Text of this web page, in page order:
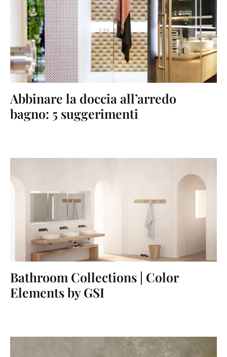
Abbinare la doccia all’arredo
bagno: 5 suggerimenti
Bathroom Collections | Color
Elements by GSI